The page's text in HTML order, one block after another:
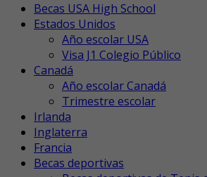
Becas USA High School
Estados Unidos
Año escolar USA
Visa J1 Colegio Público
Canadá
Año escolar Canadá
Trimestre escolar
Irlanda
Inglaterra
Francia
Becas deportivas